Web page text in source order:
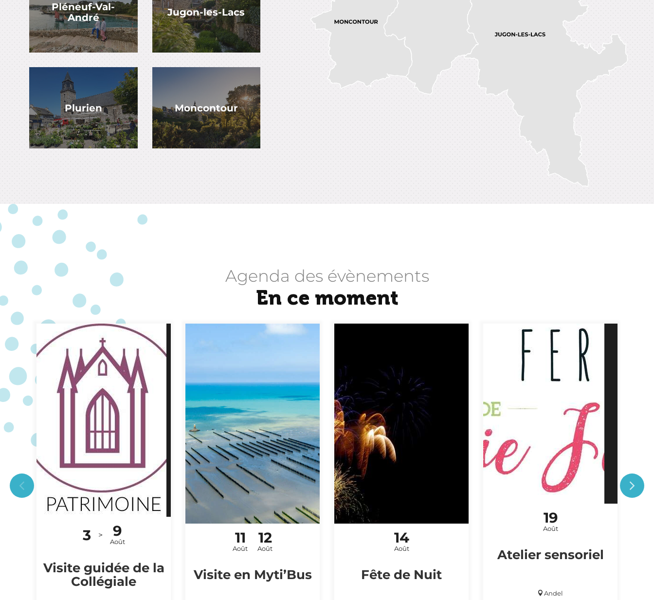
Pléneuf-Val-
André
Jugon-les-Lacs
Plurien Moncontour
Agenda des évènements
En ce moment
3 > 9
Août
Visite guidée de la
Collégiale
VISITE 11
Août
12
Août
Visite en Myti’Bus
SORTIE NATURE 14
Août
Fête de Nuit
CONCERT
19
Août
Atelier sensoriel
ATELIER / STAGE
Andel